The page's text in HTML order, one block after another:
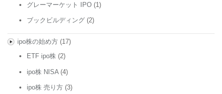
グレーマーケット IPO (1)
ブックビルディング (2)
ipo株の始め方(17)
ETF ipo株 (2)
ipo株 NISA (4)
ipo株 売り方 (3)